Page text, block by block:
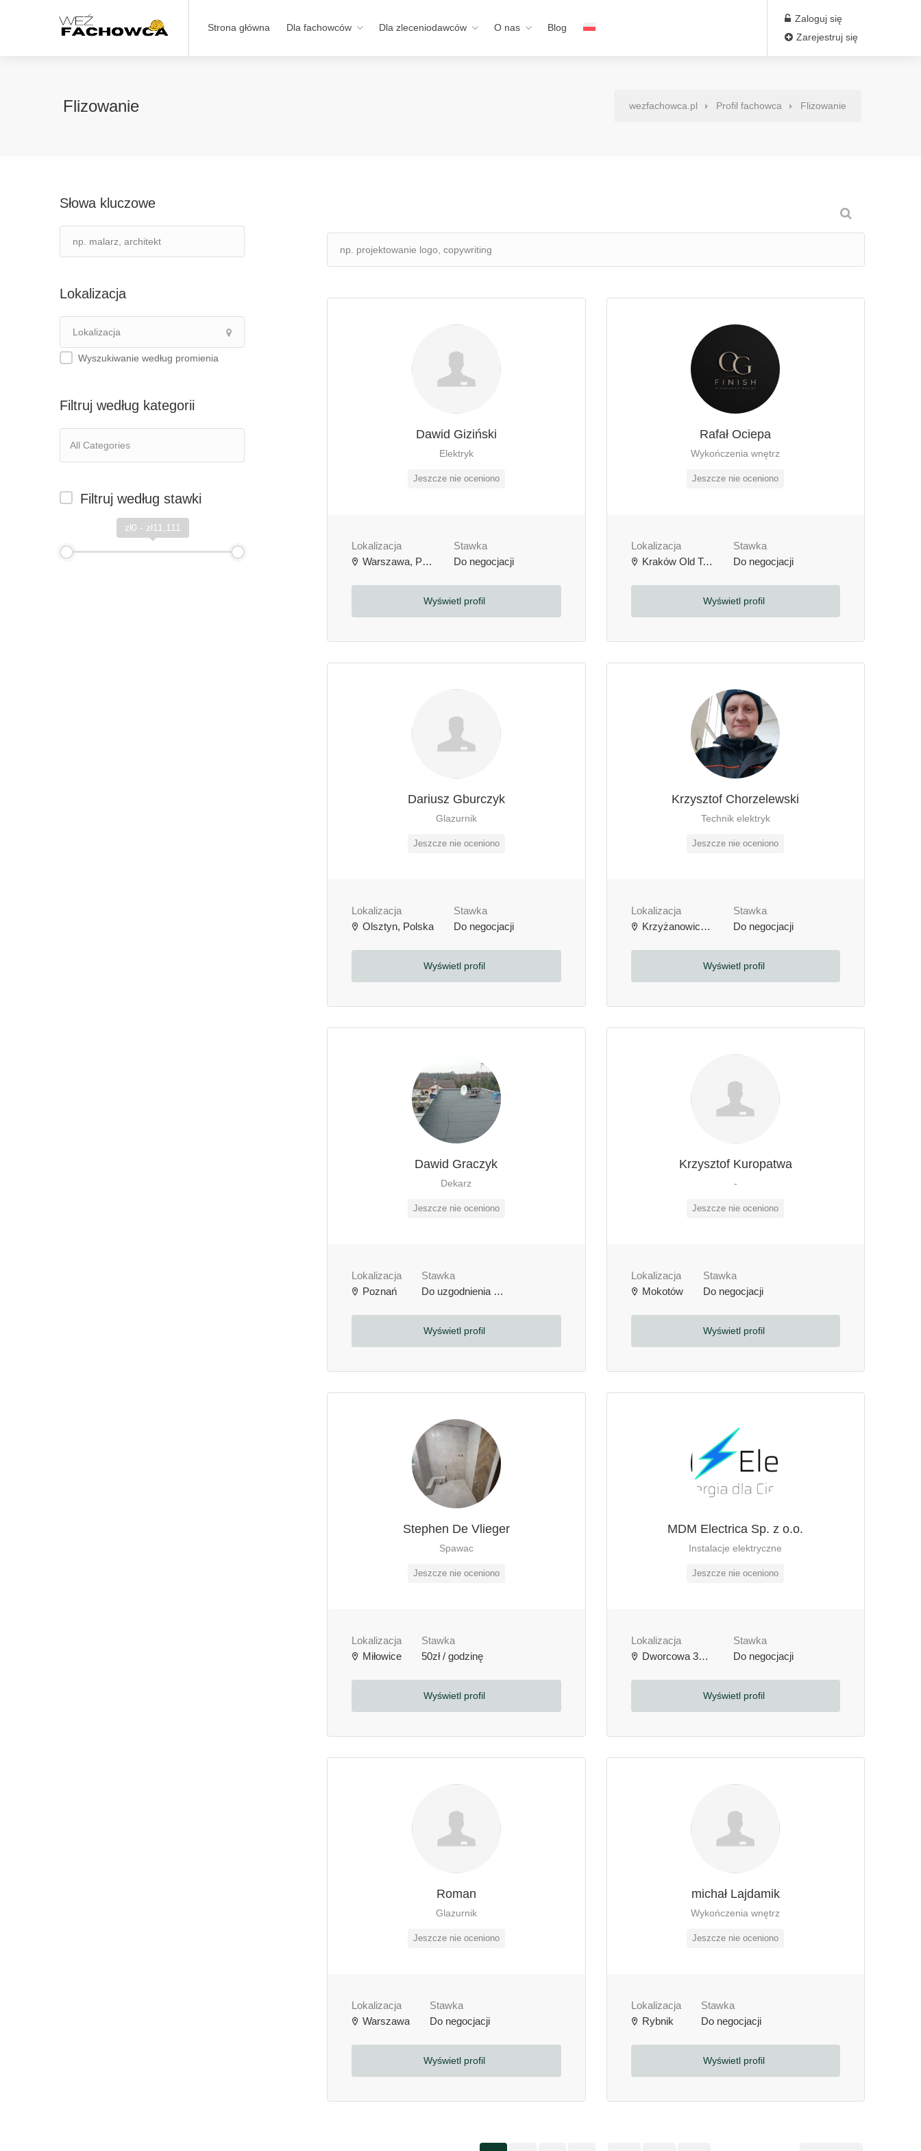
Strona główna Dla fachowców Dla zleceniodawców O nas Blog
Zaloguj się
Zarejestruj się
Flizowanie wezfachowca.pl Profil fachowca Flizowanie
Słowa kluczowe
Lokalizacja
Wyszukiwanie według promienia
Filtruj według kategorii
Filtruj według stawki
zł0 - zł11,111
Dawid Giziński
Elektryk
Jeszcze nie oceniono
Lokalizacja
Warszawa, Polska
Stawka
Do negocjacji
Wyświetl profil
Rafał Ociepa
Wykończenia wnętrz
Jeszcze nie oceniono
Lokalizacja
Kraków Old Town, Kraków, Polska
Stawka
Do negocjacji
Wyświetl profil
Dariusz Gburczyk
Glazurnik
Jeszcze nie oceniono
Lokalizacja
Olsztyn, Polska
Stawka
Do negocjacji
Wyświetl profil
Krzysztof Chorzelewski
Technik elektryk
Jeszcze nie oceniono
Lokalizacja
Krzyżanowice, Polska
Stawka
Do negocjacji
Wyświetl profil
Dawid Graczyk
Dekarz
Jeszcze nie oceniono
Lokalizacja
Poznań
Stawka
Do uzgodnienia
Wyświetl profil
Krzysztof Kuropatwa
-
Jeszcze nie oceniono
Lokalizacja
Mokotów
Stawka
Do negocjacji
Wyświetl profil
Stephen De Vlieger
Spawac
Jeszcze nie oceniono
Lokalizacja
Miłowice
Stawka
50zł / godzinę
Wyświetl profil
MDM Electrica Sp. z o.o.
Instalacje elektryczne
Jeszcze nie oceniono
Lokalizacja
Dworcowa 3b, 64-000 Kościan, Polska
Stawka
Do negocjacji
Wyświetl profil
Roman
Glazurnik
Jeszcze nie oceniono
Lokalizacja
Warszawa
Stawka
Do negocjacji
Wyświetl profil
michał Lajdamik
Wykończenia wnętrz
Jeszcze nie oceniono
Lokalizacja
Rybnik
Stawka
Do negocjacji
Wyświetl profil